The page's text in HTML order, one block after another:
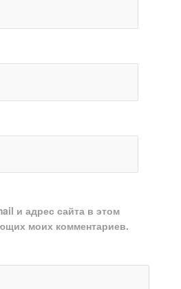
и адрес сайта в этом
моих комментариев.